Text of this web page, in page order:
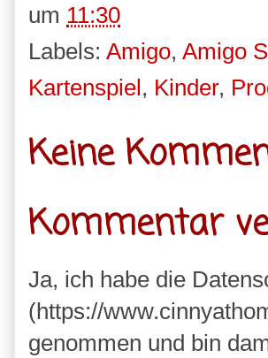
um 11:30
Labels: Amigo, Amigo
Kartenspiel, Kinder,
Keine
Kommentar
Ja, ich habe die
(https://
genommen und bin